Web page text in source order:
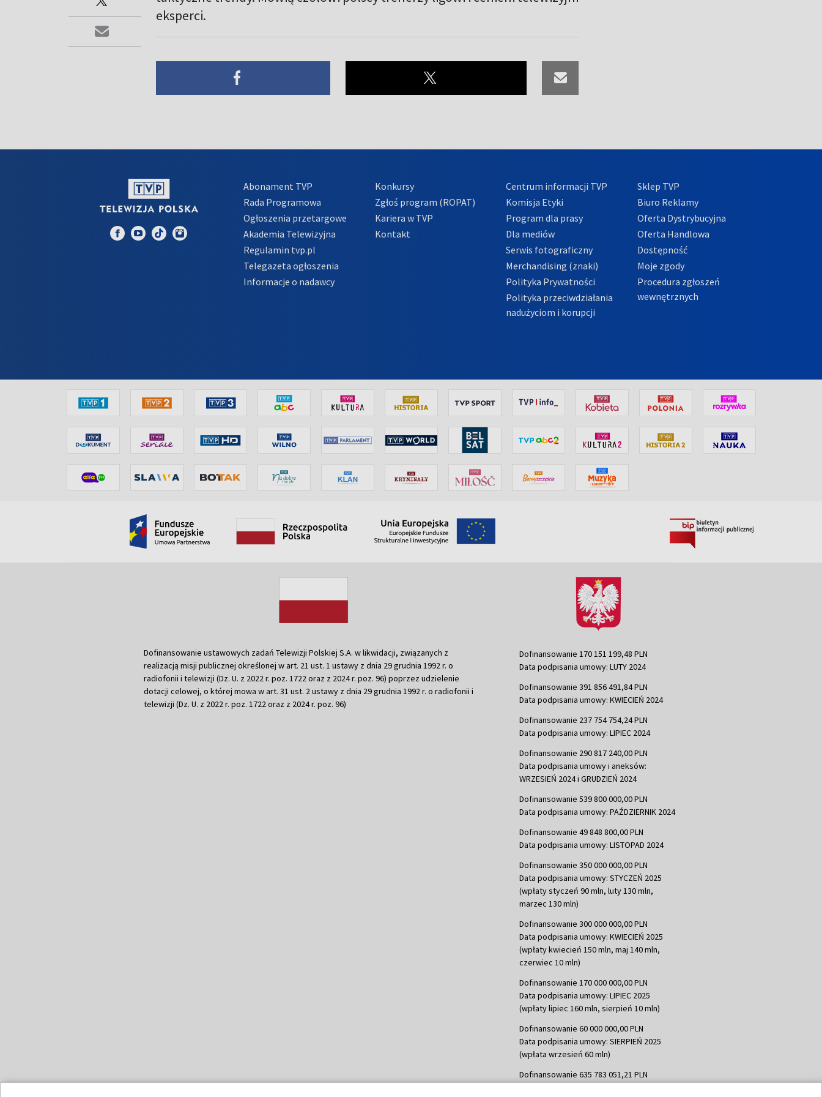
eksperci.
Abonament TVP
Rada Programowa
Ogłoszenia przetargowe
Akademia Telewizyjna
Regulamin tvp.pl
Telegazeta ogłoszenia
Informacje o nadawcy
Konkursy
Zgłoś program (ROPAT)
Kariera w TVP
Kontakt
Centrum informacji TVP
Komisja Etyki
Program dla prasy
Dla mediów
Serwis fotograficzny
Merchandising (znaki)
Polityka Prywatności
Polityka przeciwdziałania
nadużyciom i korupcji
Sklep TVP
Biuro Reklamy
Oferta Dystrybucyjna
Oferta Handlowa
Dostępność
Moje zgody
Procedura zgłoszeń
wewnętrznych
Dofinansowanie ustawowych zadań Telewizji Polskiej S.A. w likwidacji, związanych z
realizacją misji publicznej określonej w art. 21 ust. 1 ustawy z dnia 29 grudnia 1992 r. o
radiofonii i telewizji (Dz. U. z 2022 r. poz. 1722 oraz z 2024 r. poz. 96) poprzez udzielenie
dotacji celowej, o której mowa w art. 31 ust. 2 ustawy z dnia 29 grudnia 1992 r. o radiofonii i
telewizji (Dz. U. z 2022 r. poz. 1722 oraz z 2024 r. poz. 96)
Dofinansowanie 170 151 199,48 PLN
Data podpisania umowy: LUTY 2024
Dofinansowanie 391 856 491,84 PLN
Data podpisania umowy: KWIECIEŃ 2024
Dofinansowanie 237 754 754,24 PLN
Data podpisania umowy: LIPIEC 2024
Dofinansowanie 290 817 240,00 PLN
Data podpisania umowy i aneksów:
WRZESIEŃ 2024 i GRUDZIEŃ 2024
Dofinansowanie 539 800 000,00 PLN
Data podpisania umowy: PAŹDZIERNIK 2024
Dofinansowanie 49 848 800,00 PLN
Data podpisania umowy: LISTOPAD 2024
Dofinansowanie 350 000 000,00 PLN
Data podpisania umowy: STYCZEŃ 2025
(wpłaty styczeń 90 mln, luty 130 mln,
marzec 130 mln)
Dofinansowanie 300 000 000,00 PLN
Data podpisania umowy: KWIECIEŃ 2025
(wpłaty kwiecień 150 mln, maj 140 mln,
czerwiec 10 mln)
Dofinansowanie 170 000 000,00 PLN
Data podpisania umowy: LIPIEC 2025
(wpłaty lipiec 160 mln, sierpień 10 mln)
Dofinansowanie 60 000 000,00 PLN
Data podpisania umowy: SIERPIEŃ 2025
(wpłata wrzesień 60 mln)
Dofinansowanie 635 783 051,21 PLN